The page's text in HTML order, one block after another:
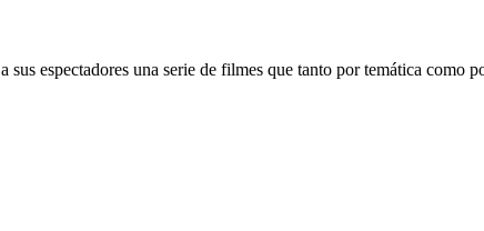
sus espectadores una serie de filmes que tanto por temática como